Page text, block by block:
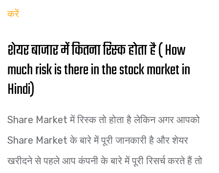
करें
शेयर बाजार में कितना रिस्क होता है ( How
much risk is there in the stock market in
Hindi)
Share Market में रिस्क तो होता है लेकिन अगर आपको
Share Market के बारे में पूरी जानकारी है और शेयर
खरीदने से पहले आप कंपनी के बारे में पूरी रिसर्च करते हैं तो